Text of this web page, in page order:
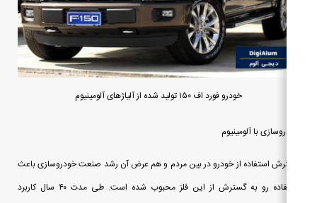
خودرو فورد اف ۱۵۰ تولید شده از آلیاژهای آلومینیوم
با آلومینیوم
استفاده از خودرو در بین مردم و هم عرض آن رشد صنعت خودروسازی باعث
استفاده رو به گسترش از این فلز محبوب شده است. طی مدت ۴۰ سال کاربرد